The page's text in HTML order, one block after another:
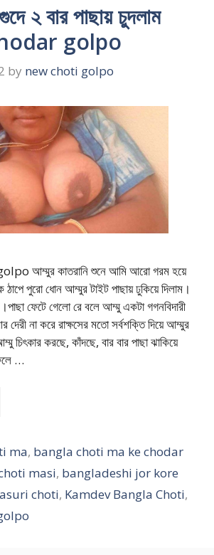
২ বার পাছায় চুদলাম
golpo
by new choti golpo
আম্মুর কাতরানি শুনে আমি আরো গরম হয়ে
পুরো ধোন আম্মুর টাইট পাছায় ঢুকিয়ে দিলাম।
ফেটে গেলো রে বলে আম্মু একটা গগনবিদারী
না করে রাক্ষসের মতো সর্বশক্তি দিয়ে আম্মুর
চিৎকার করছে, কাঁদছে, বার বার পাছা ঝাকিয়ে
…
ma, bangla choti ma ke chodar
masi, bangladeshi jor kore
choti, Kamdev Bangla Choti,